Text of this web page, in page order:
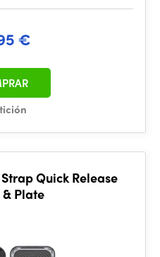
€
Quick Release
Plate